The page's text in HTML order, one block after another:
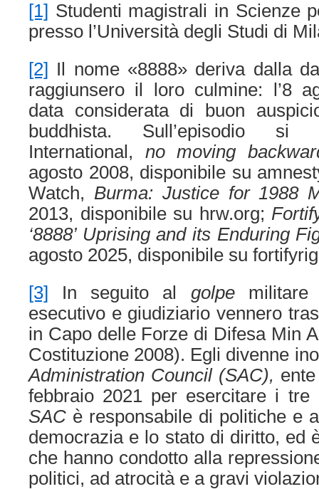
[1] Studenti magistrali in Scienze
presso l’Università degli Studi di
[2] Il nome «8888» deriva dalla
raggiunsero il loro culmine: l’8
data considerata di buon
buddhista. Sull’episodio si
International, no moving
agosto 2008, disponibile su
Watch, Burma: Justice for 1988
2013, disponibile su hrw.org;
‘8888’ Uprising and its Enduring
agosto 2025, disponibile su
[3]
In seguito al golpemilitare
esecutivo e giudiziario vennero
in Capo delle Forze di Difesa Min
Costituzione 2008). Egli divenne
Administration Council (SAC),
febbraio 2021 per esercitare i tre
SAC è responsabile di politiche e
democrazia e lo stato di diritto, ed
che hanno condotto alla
politici, ad atrocità e a gravi